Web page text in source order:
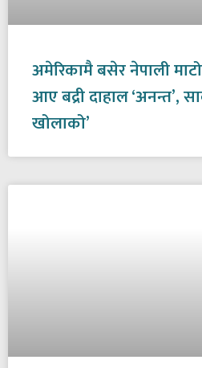
अमेरिकामै बसेर नेपाली
आए बद्री दाहाल ‘अनन्त’,
खोलाको’